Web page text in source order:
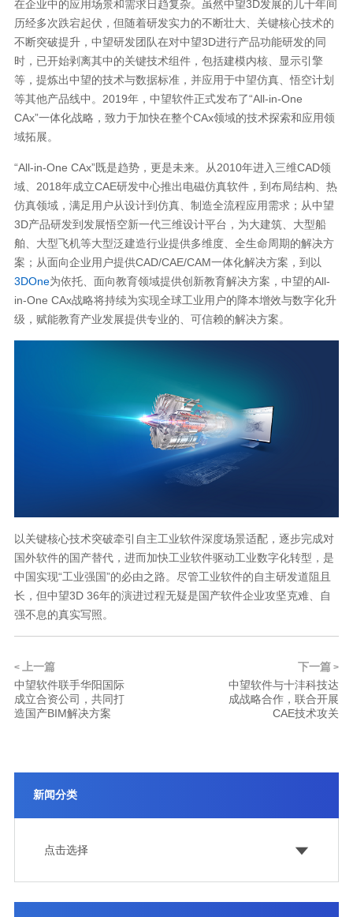
在企业中的应用场景和需求日趋复杂。虽然中望3D发展的几十年间
历经多次跌宕起伏，但随着研发实力的不断壮大、关键核心技术的
不断突破提升，中望研发团队在对中望3D进行产品功能研发的同
时，已开始剥离其中的关键技术组件，包括建模内核、显示引擎
等，提炼出中望的技术与数据标准，并应用于中望仿真、悟空计划
等其他产品线中。2019年，中望软件正式发布了“All-in-One
CAx”一体化战略，致力于加快在整个CAx领域的技术探索和应用领
域拓展。
“All-in-One CAx”既是趋势，更是未来。从2010年进入三维CAD领
域、2018年成立CAE研发中心推出电磁仿真软件，到布局结构、热
仿真领域，满足用户从设计到仿真、制造全流程应用需求；从中望
3D产品研发到发展悟空新一代三维设计平台，为大建筑、大型船
舶、大型飞机等大型泛建造行业提供多维度、全生命周期的解决方
案；从面向企业用户提供CAD/CAE/CAM一体化解决方案，到以
3DOne为依托、面向教育领域提供创新教育解决方案，中望的All-
in-One CAx战略将持续为实现全球工业用户的降本增效与数字化升
级，赋能教育产业发展提供专业的、可信赖的解决方案。
以关键核心技术突破牵引自主工业软件深度场景适配，逐步完成对
国外软件的国产替代，进而加快工业软件驱动工业数字化转型，是
中国实现“工业强国”的必由之路。尽管工业软件的自主研发道阻且
长，但中望3D 36年的演进过程无疑是国产软件企业攻坚克难、自
强不息的真实写照。
< 上一篇
中望软件联手华阳国际
成立合资公司，共同打
造国产BIM解决方案
下一篇 >
中望软件与十沣科技达
成战略合作，联合开展
CAE技术攻关
新闻分类
点击选择